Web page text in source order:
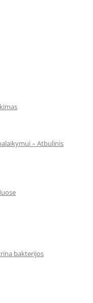
– Atbulinis
bakterijos